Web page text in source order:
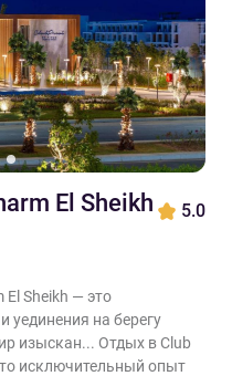
El Sheikh 5.0
El Sheikh — это
на берегу
изыскан... Отдых в Club
исключительный опыт